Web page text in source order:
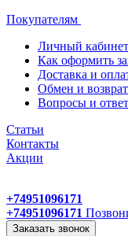
Покупателям
Личный кабинет
Как оформить
Доставка и
Обмен и возврат
Вопросы и
Статьи
Контакты
Акции
+74951096171
+74951096171
Заказать звонок